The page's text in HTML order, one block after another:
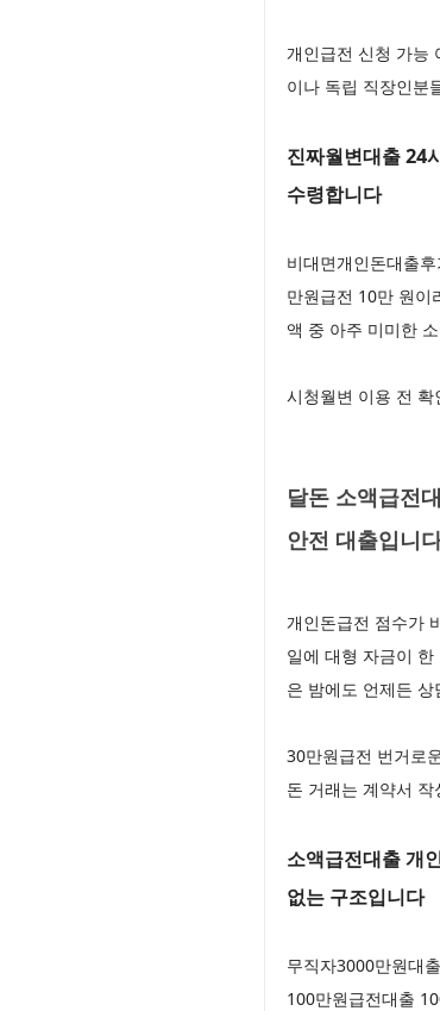
개인급전 신청 가능
이나 독립 직장인분
진짜월변대출 24
수령합니다
비대면개인돈대출
만원급전 10만 원이
액 중 아주 미미한
시청월변 이용 전
달돈 소액급전
안전 대출입니
개인돈급전 점수가
일에 대형 자금이
은 밤에도 언제든
30만원급전 번거로
돈 거래는 계약서
소액급전대출 개
없는 구조입니다
무직자3000만원대
100만원급전대출